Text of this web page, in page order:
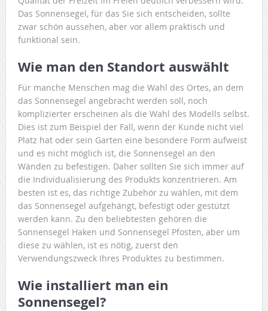
Das Sonnensegel, für das Sie sich entscheiden, sollte
zwar schön aussehen, aber vor allem praktisch und
funktional sein.
Wie man den Standort auswählt
Für manche Menschen mag die Wahl des Ortes, an dem
das Sonnensegel angebracht werden soll, noch
komplizierter erscheinen als die Wahl des Modells selbst.
Dies ist zum Beispiel der Fall, wenn der Kunde nicht viel
Platz hat oder sein Garten eine besondere Form aufweist
und es nicht möglich ist, die Sonnensegel an den
Wänden zu befestigen. Daher sollten Sie sich immer auf
die Individualisierung des Produkts konzentrieren. Am
besten ist es, das richtige Zubehör zu wählen, mit dem
das Sonnensegel aufgehängt, befestigt oder gestützt
werden kann. Zu den beliebtesten gehören die
Sonnensegel Haken und Sonnensegel Pfosten, aber um
diese zu wählen, ist es nötig, zuerst den
Verwendungszweck Ihres Produktes zu bestimmen.
Wie installiert man ein
Sonnensegel?